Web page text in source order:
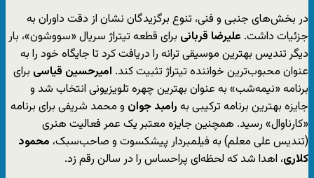
در بخش‌های جنبی و فنی، تنوع برگزیدگان نشان از دقت داوران به
جزئیات داشت. علیرضا قربانی برای قطعه تیتراژ سریال «سووشون»، بار
دیگر تندیس بهترین موسیقی ترانه را دریافت کرد تا جایگاه خود را به
عنوان محبوب‌ترین خواننده تیتراژ تثبیت کند. امیرحسین قیاسی برای
برنامه «نیمه‌شب» به عنوان بهترین چهره تلویزیونی انتخاب شد و
جایزه بهترین برنامه ترکیبی به رامبد جوان و محمد شریفی برای برنامه
«کارناوال» رسید. همچنین جایزه معتبر یک عمر فعالیت هنری
(تندیس علی معلم) به فیلمبردار پیشکسوت و صاحب‌سبک، محمود
کلاری، اهدا شد که لحظه‌ای پراحساس را در سالن رقم زد.